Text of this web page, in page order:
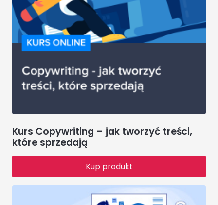
Kurs Copywriting – jak tworzyć treści,
które sprzedają
Kup produkt